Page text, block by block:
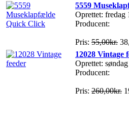
5559
Oprettet: fredag
Producent:
Pris: 55,00kr.
12028 Vintage
Oprettet:
Producent:
Pris: 260,00kr.